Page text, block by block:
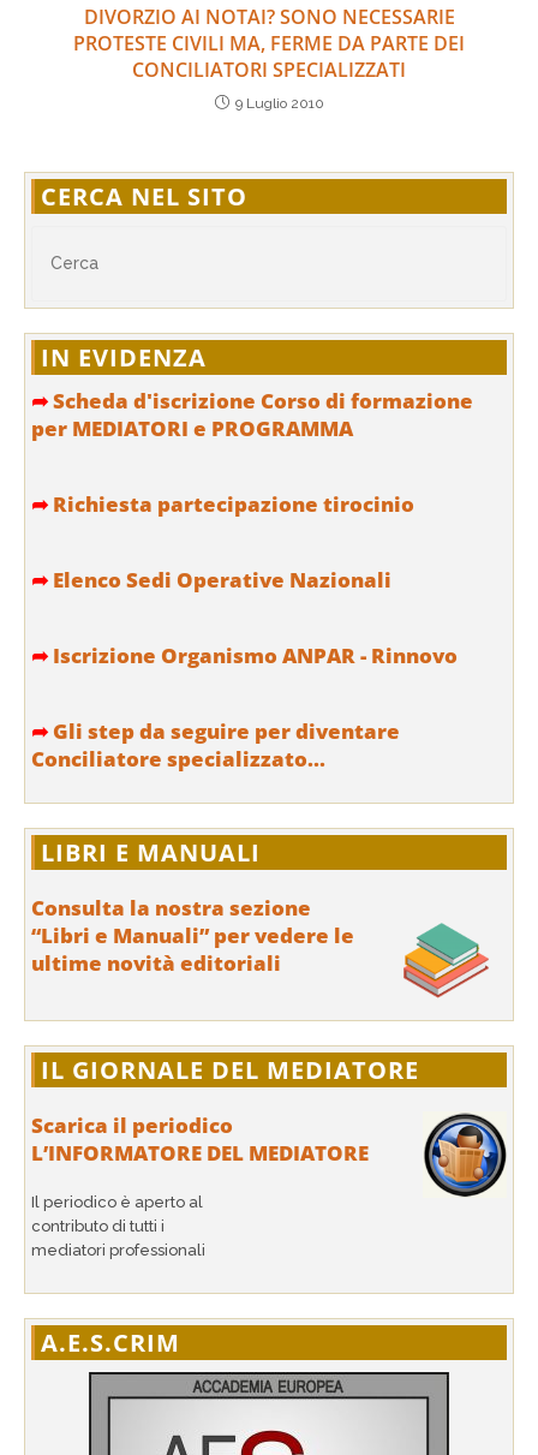
DIVORZIO AI NOTAI? SONO NECESSARIE
PROTESTE CIVILI MA, FERME DA PARTE DEI
CONCILIATORI SPECIALIZZATI
9 Luglio 2010
CERCA NEL SITO
IN EVIDENZA
➦Scheda d'iscrizione Corso di formazione
per MEDIATORI e PROGRAMMA
➦ Richiesta partecipazione tirocinio
➦ Elenco Sedi Operative Nazionali
➦ Iscrizione Organismo ANPAR - Rinnovo
➦ Gli step da seguire per diventare
Conciliatore specializzato...
LIBRI E MANUALI
Consulta la nostra sezione
“Libri e Manuali” per vedere le
ultime novità editoriali
IL GIORNALE DEL MEDIATORE
Scarica il periodico
L’INFORMATORE DEL MEDIATORE
Il periodico è aperto al
contributo di tutti i
mediatori professionali
A.E.S.CRIM